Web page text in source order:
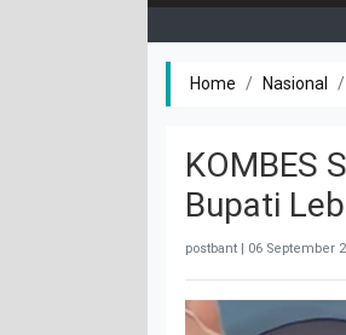
Home Nasional
KOMBES
Bupati
postbant | 06 September